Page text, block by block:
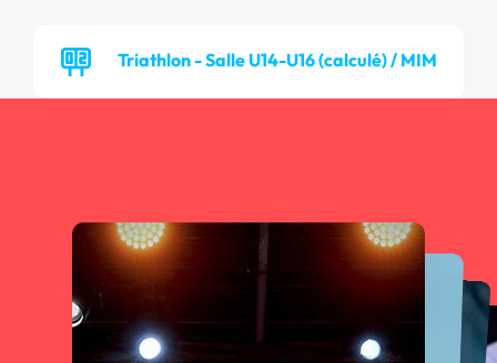
Triathlon - Salle U14-U16 (calculé) / MIM